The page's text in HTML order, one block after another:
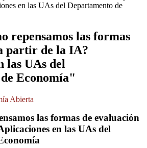
en las UAs del Departamento de
repensamos las formas
partir de la IA?
las UAs del
Economía"
Abierta
las formas de evaluación
en las UAs del